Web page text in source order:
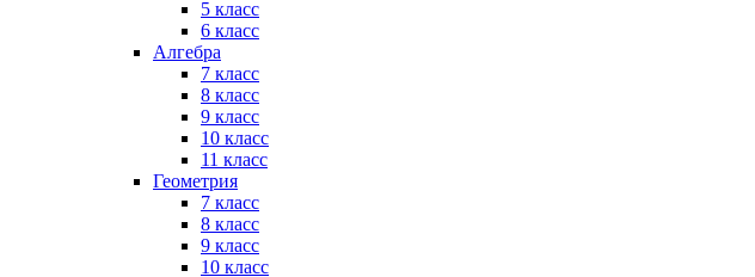
5 класс
6 класс
Алгебра
7 класс
8 класс
9 класс
10 класс
11 класс
Геометрия
7 класс
8 класс
9 класс
10 класс